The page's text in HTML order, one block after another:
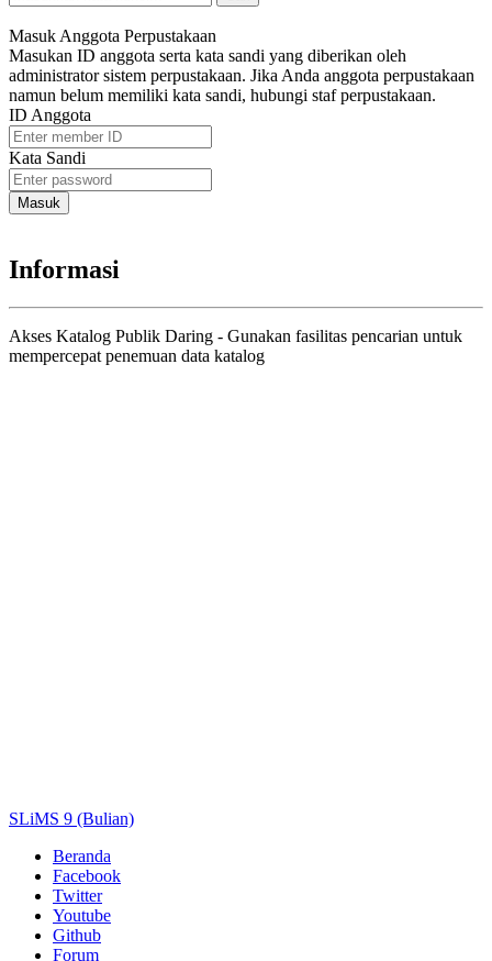
Masuk Anggota Perpustakaan
Masukan ID anggota serta kata sandi yang diberikan oleh
administrator sistem perpustakaan. Jika Anda anggota perpustakaan
namun belum memiliki kata sandi, hubungi staf perpustakaan.
ID Anggota
Kata Sandi
Informasi
Akses Katalog Publik Daring - Gunakan fasilitas pencarian untuk
mempercepat penemuan data katalog
SLiMS 9 (Bulian)
Beranda
Facebook
Twitter
Youtube
Github
Forum